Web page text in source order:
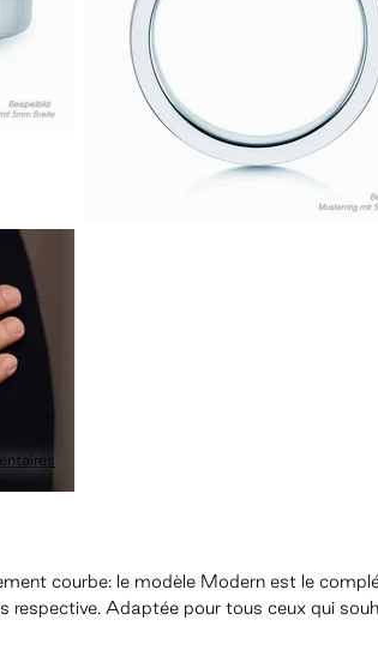
courbe: le modèle Modern est le
respective. Adaptée pour tous ceux qui